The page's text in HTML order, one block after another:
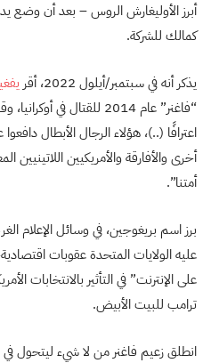
أبرز الأوليغارش الروس – بعد أن وضع
كمالك للشركة.
يذكر أنه في سبتمبر/أيلول 2022، أقر
“فاغنر” عام 2014 للقتال
اعترافًا (..)، هؤلاء الرجال الأبطال
أخرى والأفارقة والأمريكيين اللاتينيين
أمتنا”.
عليه الولايات المتحدة عقوبات
على الإنترنت” في التأثير بالانتخابات
ترامب للبيت الأبيض.
انطلق زعيم فاغنر من لا شيء ليتحول في